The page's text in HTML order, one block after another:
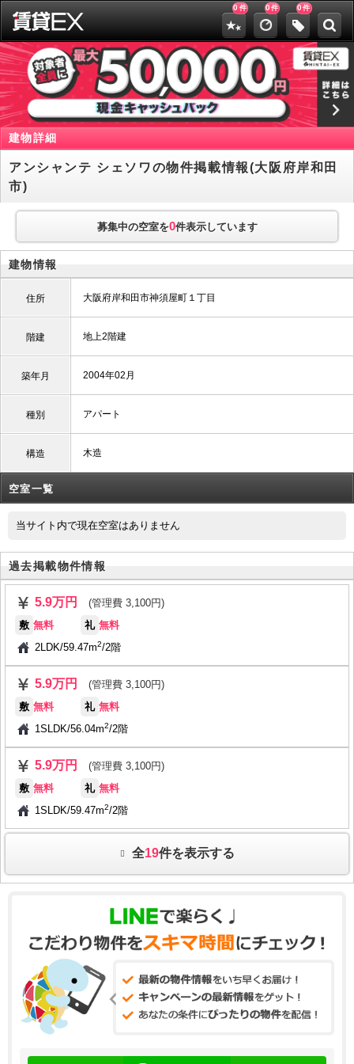
0 件 0件 0件
建物詳細
アンシャンテ シェソワの物件掲載情報(大阪府岸和田
市)
募集中の空室を0件表示しています
建物情報
住所 大阪府岸和田市神須屋町１丁目
階建 地上2階建
築年月 2004年02月
種別 アパート
構造 木造
空室一覧
当サイト内で現在空室はありません
過去掲載物件情報
5.9万円
(管理費 3,100円)
敷 無料 礼 無料
2LDK/59.47m2/2階
5.9万円
(管理費 3,100円)
敷 無料 礼 無料
1SLDK/56.04m2/2階
5.9万円
(管理費 3,100円)
敷 無料 礼 無料
1SLDK/59.47m2/2階
全19件を表示する